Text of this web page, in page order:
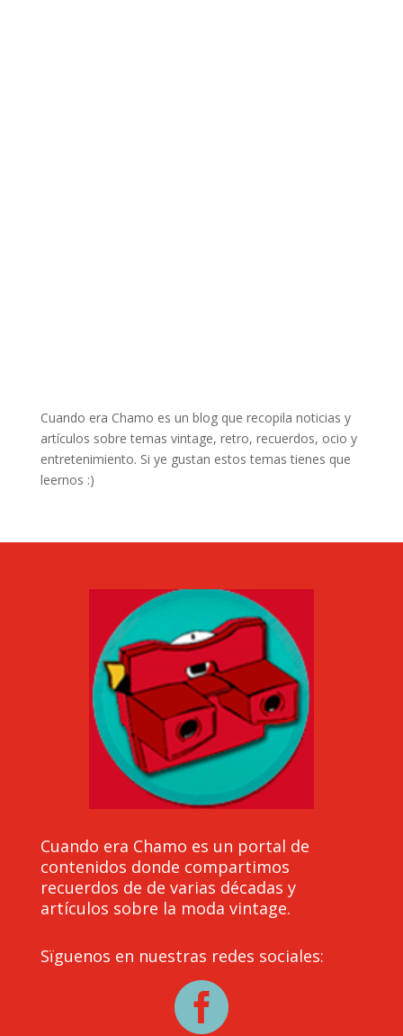
Cuando era Chamo es un blog que recopila noticias y
artículos sobre temas vintage, retro, recuerdos, ocio y
entretenimiento. Si ye gustan estos temas tienes que
leernos :)
Cuando era Chamo es un portal de
contenidos donde compartimos
recuerdos de de varias décadas y
artículos sobre la moda vintage.
Sïguenos en nuestras redes sociales:
